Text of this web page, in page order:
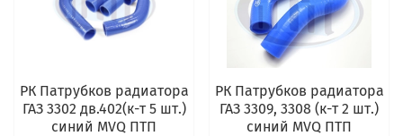
РК Патрубков радиатора
ГАЗ 3302 дв.402(к-т 5 шт.)
синий MVQ ПТП
РК Патрубков радиатора
ГАЗ 3309, 3308 (к-т 2 шт.)
синий MVQ ПТП